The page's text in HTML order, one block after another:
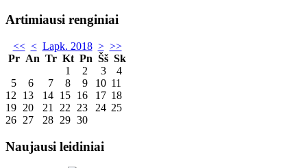
Artimiausi renginiai
<< < Lapk. 2018 > >>
Pr An Tr Kt Pn Šš Sk
1
2 3
4
5
6 7 8 9 10 11
12
13 14 15 16 17 18
19 20 21 22 23 24 25
26 27 28 29 30
Naujausi leidiniai